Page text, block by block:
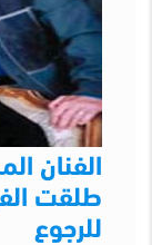
الفنان
للرجوع